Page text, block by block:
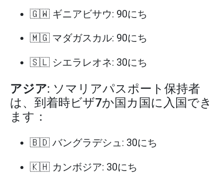
🇬🇼 ギニアビサウ: 90にち
🇲🇬 マダガスカル: 90にち
🇸🇱 シエラレオネ: 30にち
アジア: ソマリアパスポート保持者
は、到着時ビザ7か国カ国に入国でき
ます：
🇧🇩 バングラデシュ: 30にち
🇰🇭 カンボジア: 30にち